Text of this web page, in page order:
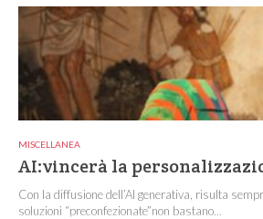
MISCELLANEA
AI:vincerà la
Con la diffusione dell’AI generativa, risulta
soluzioni “preconfezionate”non bastano...